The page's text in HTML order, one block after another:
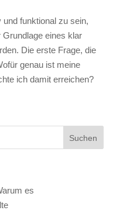
funktional zu sein,
eines klar
Die erste Frage, die
genau ist meine
ich damit erreichen?
es